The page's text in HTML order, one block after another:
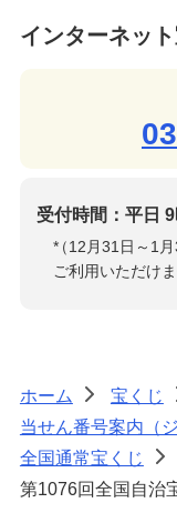
インターネッ
受付時間：平日
*
（12月31日～1
ご利用いただけま
ホーム > 宝くじ
当せん番号案内（
全国通常宝くじ
>
第1076回全国自治